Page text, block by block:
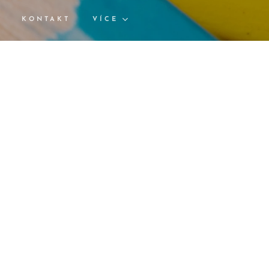
KONTAKT VÍCE